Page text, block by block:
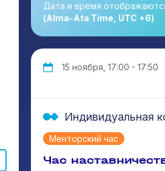
Дата и время
(Alma-Ata Time, UTC +6)
15 ноября, 17:00 - 17:50
Менторский час
Индивидуальная
Час